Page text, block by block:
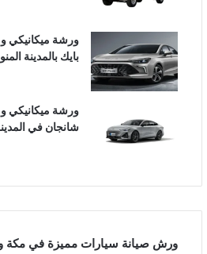
ورشة ميكانيكي
بايك بالمدينة
ورشة ميكانيكي
شانجان في
ورش صيانة سيارات مميزة في مكة